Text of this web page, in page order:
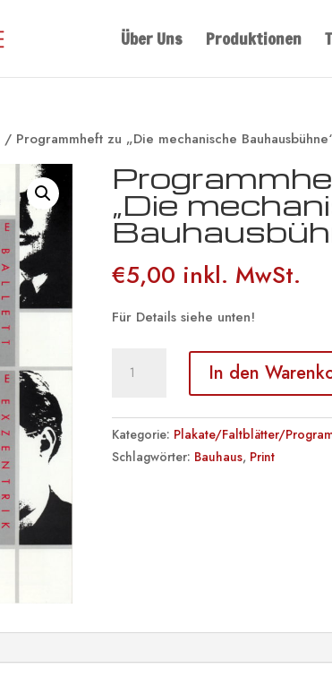
Über Uns Produktionen
/ Programmheft zu „Die mechanische
„Die
€5,00 inkl. MwSt.
Für Details siehe unten!
Programmheft
mechanische
Bauhausbühne"
Menge
In den
Kategorie: Plakate/Faltblätter/
Schlagwörter: Bauhaus, Print